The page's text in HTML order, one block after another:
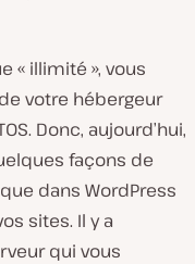
« illimité », vous
votre hébergeur
Donc, aujourd’hui,
façons de
dans WordPress
sites. Il y a
qui vous